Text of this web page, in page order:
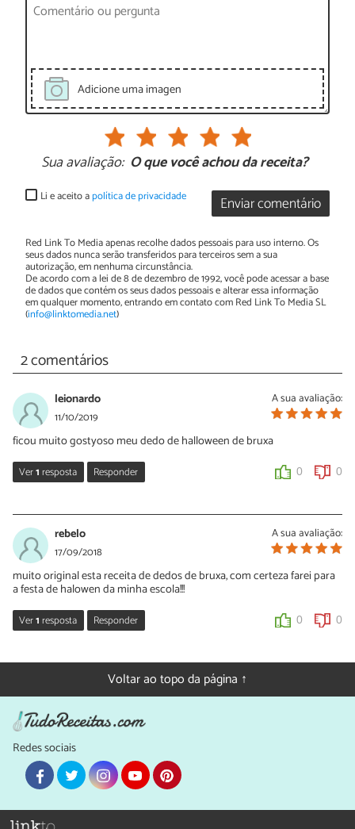
Adicione uma imagen
Sua avaliação: O que você achou da receita?
Enviar comentário
Li e aceito apolítica de privacidade
Red Link To Media apenas recolhe dados pessoais para uso interno. Os
seus dados nunca serão transferidos para terceiros sem a sua
autorização, em nenhuma circunstância.
De acordo com a lei de 8 de dezembro de 1992, você pode acessar a base
de dados que contém os seus dados pessoais e alterar essa informação
em qualquer momento, entrando em contato com Red Link To Media SL
(info@linktomedia.net)
2 comentários
A sua avaliação:
leionardo
11/10/2019
ficou muito gostyoso meu dedo de halloween de bruxa
Ver1resposta Responder 0 0
11/10/2019
Oi Leionardo, que bom que você gostou desta receita de dedo de
salsicha de Halloween! Obrigada pelo seu comentário e continue
preparando nossas receitas.
A sua avaliação:
rebelo
17/09/2018
muito original esta receita de dedos de bruxa, com certeza farei para
a festa de halowen da minha escola!!!
Ver1resposta Responder 0 0
17/09/2018
Oi Rebelo, que bom que você gostou! Quando preparar esta
receita, suba foto dela pronta 🙂
Voltar ao topo da página ↑
Redes sociais